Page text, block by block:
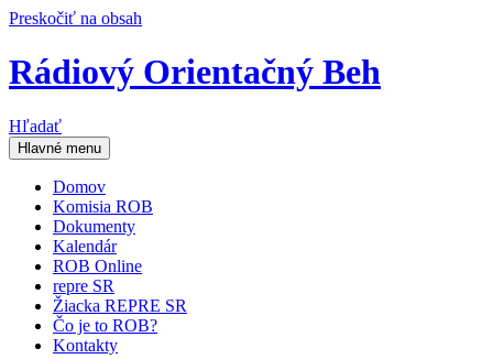
Preskočiť na obsah
Rádiový Orientačný Beh
Hľadať
Hlavné menu
Domov
Komisia ROB
Dokumenty
Kalendár
ROB Online
repre SR
Žiacka REPRE SR
Čo je to ROB?
Kontakty